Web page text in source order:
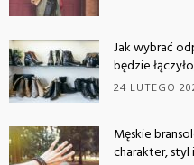
Jak wybrać
będzie
24 LUTEGO
Męskie
charakter,